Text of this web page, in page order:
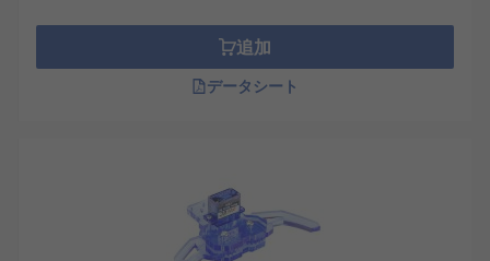
追加
データシート